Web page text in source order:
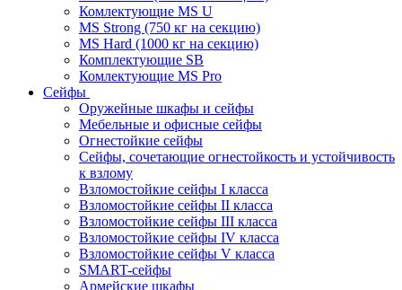
Комлектующие MS U
MS Strong (750 кг на секцию)
MS Hard (1000 кг на секцию)
Комплектующие SB
Комлектующие MS Pro
Сейфы
Оружейные шкафы и сейфы
Мебельные и офисные сейфы
Огнестойкие сейфы
Сейфы, сочетающие огнестойкость и устойчивость
к взлому
Взломостойкие сейфы I класса
Взломостойкие сейфы II класса
Взломостойкие сейфы III класса
Взломостойкие сейфы IV класса
Взломостойкие сейфы V класса
SMART-сейфы
Армейские шкафы